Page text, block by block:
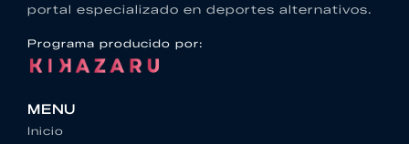
portal especializado en deportes alternativos.
Programa producido por:
MENU
Inicio